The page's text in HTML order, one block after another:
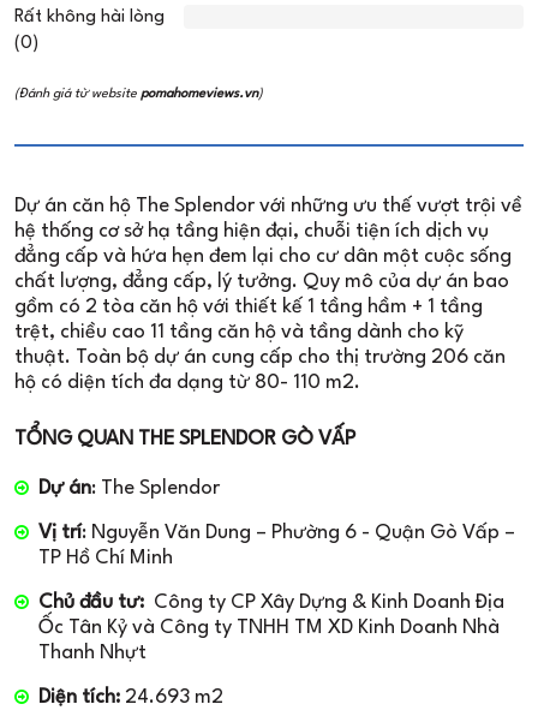
Rất không hài lòng
(0)
(Đánh giá từ website pomahomeviews.vn)
Dự án căn hộ The Splendor với những ưu thế vượt trội về
hệ thống cơ sở hạ tầng hiện đại, chuỗi tiện ích dịch vụ
đẳng cấp và hứa hẹn đem lại cho cư dân một cuộc sống
chất lượng, đẳng cấp, lý tưởng. Quy mô của dự án bao
gồm có 2 tòa căn hộ với thiết kế 1 tầng hầm + 1 tầng
trệt, chiều cao 11 tầng căn hộ và tầng dành cho kỹ
thuật. Toàn bộ dự án cung cấp cho thị trường 206 căn
hộ có diện tích đa dạng từ 80- 110 m2.
TỔNG QUAN THE SPLENDOR GÒ VẤP
Dự án: The Splendor
Vị trí: Nguyễn Văn Dung – Phường 6 - Quận Gò Vấp –
TP Hồ Chí Minh
Chủ đầu tư: Công ty CP Xây Dựng & Kinh Doanh Địa
Ốc Tân Kỷ và Công ty TNHH TM XD Kinh Doanh Nhà
Thanh Nhựt
Diện tích: 24.693 m2